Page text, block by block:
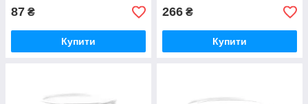
87 ₴
Купити
266 ₴
Купити